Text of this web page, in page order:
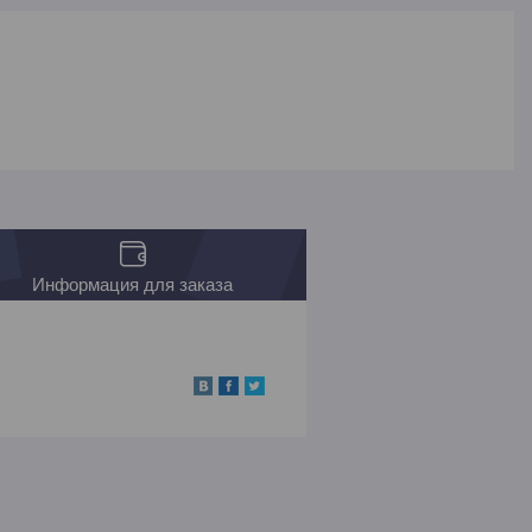
Информация для заказа